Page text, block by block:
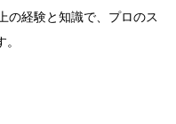
の経験と知識で、プロのス